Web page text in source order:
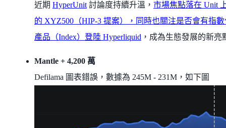
近期 HyperUnit 討論度持續升溫， 市場焦點落在 Unit
的 XYZ500（HIP-3 提案），同時也關注是否會有指數
產品（Index）登陸 Hyperliquid ，成為生態發展的新亮
Mantle + 4,200 萬
Defilama 圖表錯誤，數據為 245M - 231M，如下圖